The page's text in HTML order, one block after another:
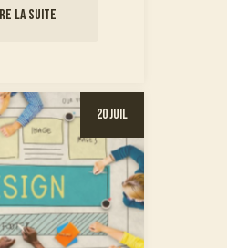
la suite
20 Juil